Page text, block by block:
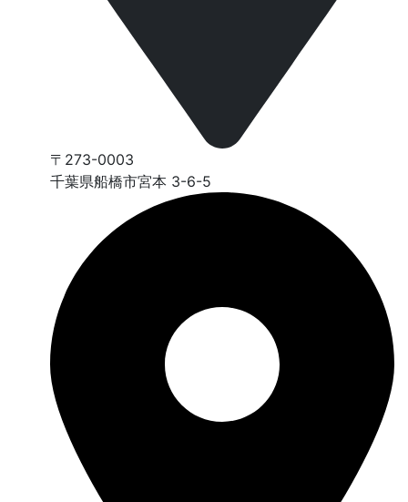
〒273-0003
千葉県船橋市宮本 3-6-5